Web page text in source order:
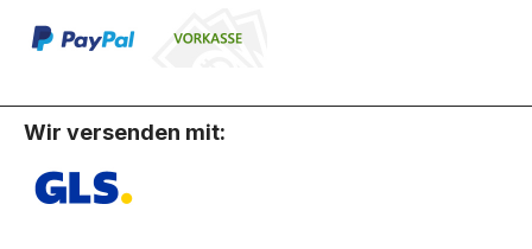
Wir versenden mit: